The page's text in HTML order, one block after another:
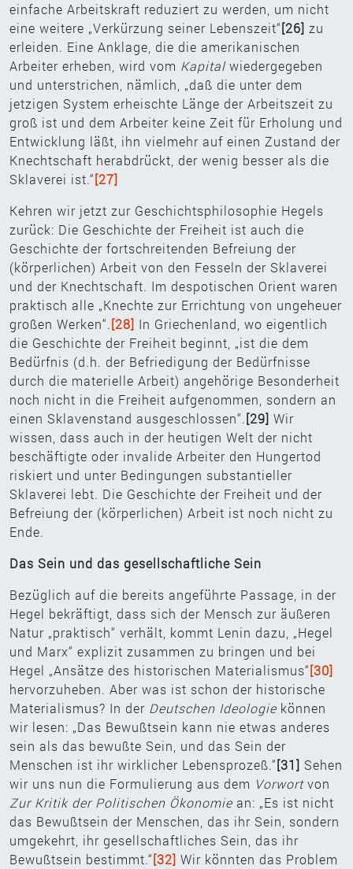
einfache Arbeitskraft reduziert zu werden, um nicht
eine weitere „Verkürzung seiner Lebenszeit“[26] zu
erleiden. Eine Anklage, die die amerikanischen
Arbeiter erheben, wird vom Kapitalwiedergegeben
und unterstrichen, nämlich, „daß die unter dem
jetzigen System erheischte Länge der Arbeitszeit zu
groß ist und dem Arbeiter keine Zeit für Erholung und
Entwicklung läßt, ihn vielmehr auf einen Zustand der
Knechtschaft herabdrückt, der wenig besser als die
Sklaverei ist.“[27]
Kehren wir jetzt zur Geschichtsphilosophie Hegels
zurück: Die Geschichte der Freiheit ist auch die
Geschichte der fortschreitenden Befreiung der
(körperlichen) Arbeit von den Fesseln der Sklaverei
und der Knechtschaft. Im despotischen Orient waren
praktisch alle „Knechte zur Errichtung von ungeheuer
großen Werken“.[28] In Griechenland, wo eigentlich
die Geschichte der Freiheit beginnt, „ist die dem
Bedürfnis (d.h. der Befriedigung der Bedürfnisse
durch die materielle Arbeit) angehörige Besonderheit
noch nicht in die Freiheit aufgenommen, sondern an
einen Sklavenstand ausgeschlossen“.[29] Wir
wissen, dass auch in der heutigen Welt der nicht
beschäftigte oder invalide Arbeiter den Hungertod
riskiert und unter Bedingungen substantieller
Sklaverei lebt. Die Geschichte der Freiheit und der
Befreiung der (körperlichen) Arbeit ist noch nicht zu
Ende.
Das Sein und das gesellschaftliche Sein
Bezüglich auf die bereits angeführte Passage, in der
Hegel bekräftigt, dass sich der Mensch zur äußeren
Natur „praktisch“ verhält, kommt Lenin dazu, „Hegel
und Marx“ explizit zusammen zu bringen und bei
Hegel „Ansätze des historischen Materialismus“[30]
hervorzuheben. Aber was ist schon der historische
Materialismus? In der Deutschen Ideologie können
wir lesen: „Das Bewußtsein kann nie etwas anderes
sein als das bewußte Sein, und das Sein der
Menschen ist ihr wirklicher Lebensprozeß.“[31] Sehen
wir uns nun die Formulierung aus dem Vorwortvon
Zur Kritik der Politischen Ökonomie an: „Es ist nicht
das Bewußtsein der Menschen, das ihr Sein, sondern
umgekehrt, ihr gesellschaftliches Sein, das ihr
Bewußtsein bestimmt.“[32] Wir könnten das Problem